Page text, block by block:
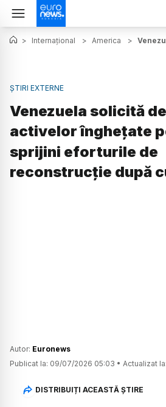
> Internațional > America >
ȘTIRI EXTERNE
Venezuela solicită
activelor înghețate
sprijini eforturile de
reconstrucție după
Autor: Euronews
Publicat la: 09/07/2026 05:03 • Actualizat la:
DISTRIBUIȚI ACEASTĂ ȘTIRE